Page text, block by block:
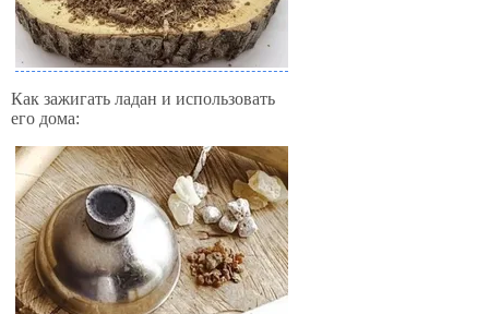
Как зажигать ладан и использовать
его дома: